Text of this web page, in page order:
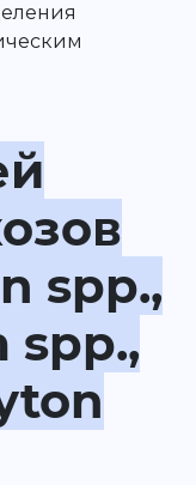
spp.,
spp.,